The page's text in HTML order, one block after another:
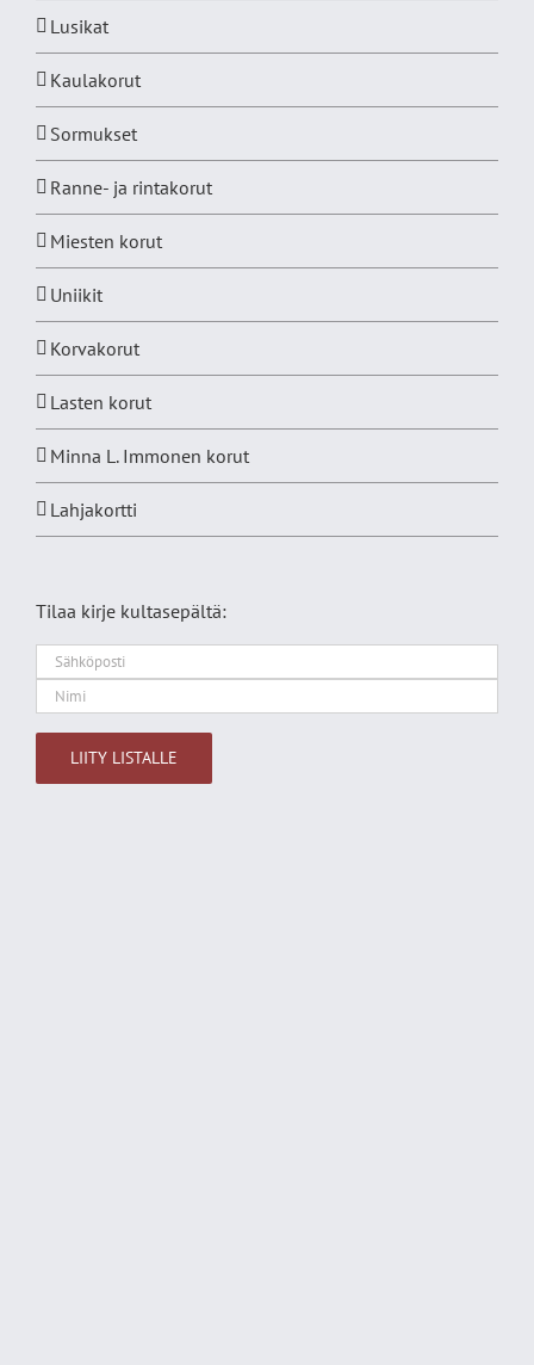
Lusikat
Kaulakorut
Sormukset
Ranne- ja rintakorut
Miesten korut
Uniikit
Korvakorut
Lasten korut
Minna L. Immonen korut
Lahjakortti
Tilaa kirje kultasepältä: